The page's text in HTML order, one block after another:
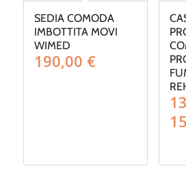
SEDIA COMODA
IMBOTTITA MOVI
WIMED
190,00 €